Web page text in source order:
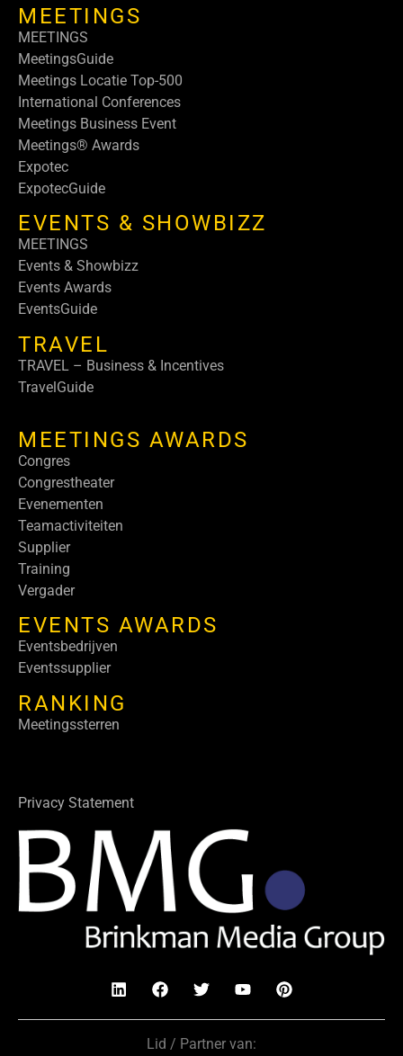
MEETINGS
MEETINGS
MeetingsGuide
Meetings Locatie Top-500
International Conferences
Meetings Business Event
Meetings® Awards
Expotec
ExpotecGuide
EVENTS & SHOWBIZZ
MEETINGS
Events & Showbizz
Events Awards
EventsGuide
TRAVEL
TRAVEL – Business & Incentives
TravelGuide
MEETINGS AWARDS
Congres
Congrestheater
Evenementen
Teamactiviteiten
Supplier
Training
Vergader
EVENTS AWARDS
Eventsbedrijven
Eventssupplier
RANKING
Meetingssterren
Privacy Statement
Lid / Partner van: